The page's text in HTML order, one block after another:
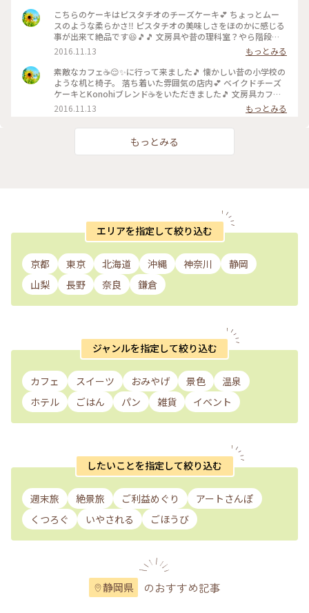
こちらのケーキはピスタチオのチーズケーキ💕 ちょっとムー
スのような柔らかさ‼ ピスタチオの美味しさをほのかに感じる
事が出来て絶品です😆🎵🎵 文房具や昔の理科室？やら階段や
ら、子供にかえって店内ウロウロしてしまいました🎵でも嫌な
顔をせずとても素敵な笑顔の店員さん(*^^*) 近いうちにまたま
た行きたい🎵カフェ☕😌✨です。 #わたしの街#カフェ#お茶ス
イーツ#文房具
2016.11.13
もっとみる
素敵なカフェ☕😌✨に行って来ました🎵 懐かしい昔の小学校の
ような机と椅子。 落ち着いた雰囲気の店内💕 ベイクドチーズ
ケーキとKonohiブレンド☕をいただきました🎵 文房具カフェ
と言われていて、万年筆✒、インク、ペン、ハサミ✂や本等置
かれていて、お気に入りは買うことも出来ます❗ ゆっくり過ご
す秘密の場所にしておきたい所です(*^^*) #ずっと好きな味 #
わたしの街#カフェ#お茶スイーツ#おやつ#ドライブ#文房具
2016.11.13 もっとみる
もっとみる
エリアを指定して絞り込む
京都 東京 北海道 沖縄 神奈川
静岡
山梨
長野 奈良 鎌倉
ジャンルを指定して絞り込む
カフェ スイーツ おみやげ 景色
温泉
ホテル
ごはん パン 雑貨 イベント
したいことを指定して絞り込む
週末旅 絶景旅 ご利益めぐり
アートさんぽ
くつろぐ
いやされる ごほうび
静岡県 のおすすめ記事